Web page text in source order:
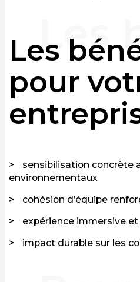
Les
pour
sensibilisation concrète
environnementaux
cohésion d’équipe
expérience immersive
impact durable sur les